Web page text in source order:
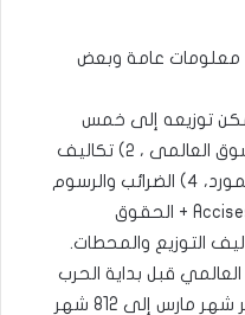
معلومات عامة وبعض
توزيعه إلى خمس
مكونات أساسية: I ) سعره في السوق العالمى ، ٢) تكاليف
نقله وتأمينه وتخزينه، ٣) علاوة المورد، ٤) الضرائب والرسوم
(الضريبة على القيمة المضافة+ Accises + الحقوق
قبل بداية الحرب
من 514 إلى 669 أوقية قديمة للتر شهر مارس إلى 812 شهر